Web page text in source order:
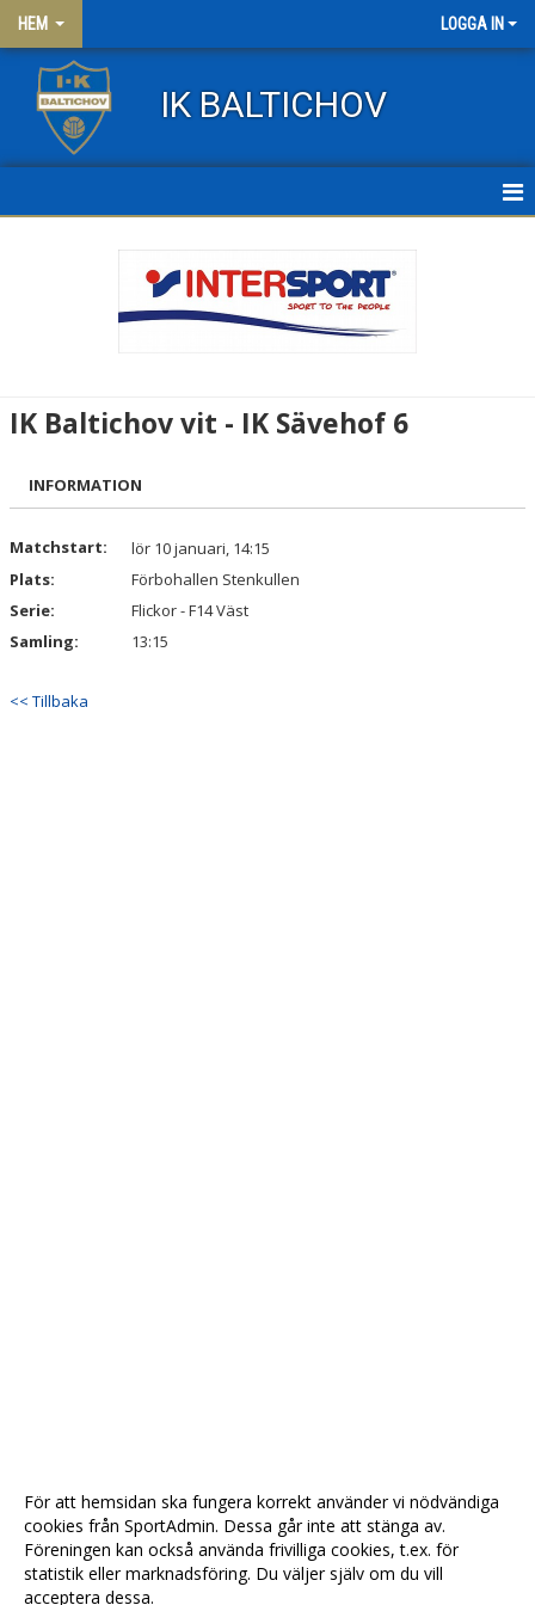
HEM LOGGA IN
IK BALTICHOV
KALENDER
VÅRA LAG & LEDARE
MATCHER
ÅRSMÖTEN
IK Baltichov vit - IK Sävehof 6
INFORMATION
Matchstart:
lör 10 januari, 14:15
Plats:
Förbohallen Stenkullen
Serie:
Flickor - F14 Väst
Samling:
13:15
<< Tillbaka
För att hemsidan ska fungera korrekt använder vi nödvändiga
cookies från SportAdmin. Dessa går inte att stänga av.
Föreningen kan också använda frivilliga cookies, t.ex. för
statistik eller marknadsföring. Du väljer själv om du vill
acceptera dessa.